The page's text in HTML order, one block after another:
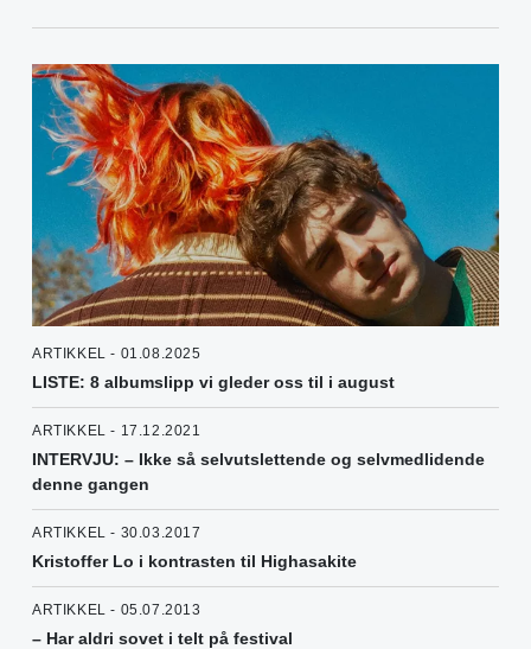
ARTIKKEL - 01.08.2025
LISTE: 8 albumslipp vi gleder oss til i august
ARTIKKEL - 17.12.2021
INTERVJU: – Ikke så selvutslettende og selvmedlidende
denne gangen
ARTIKKEL - 30.03.2017
Kristoffer Lo i kontrasten til Highasakite
ARTIKKEL - 05.07.2013
– Har aldri sovet i telt på festival